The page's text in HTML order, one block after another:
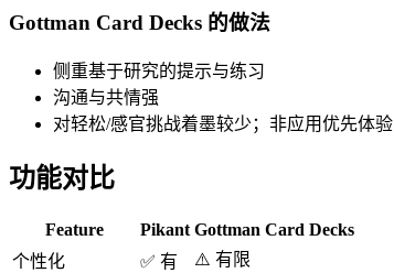
Gottman Card Decks 的做法
侧重基于研究的提示与练习
沟通与共情强
对轻松/感官挑战着墨较少；非应用优先体验
功能对比
Feature Pikant Gottman Card Decks
个性化
✅ 有
⚠️ 有限